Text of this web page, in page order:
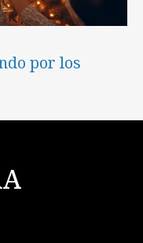
por los